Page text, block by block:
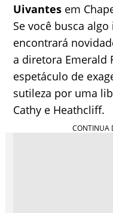
Uivantes em
Se você busca
encontrará
a diretora Emerald
espetáculo de
sutileza por uma
Cathy e Heathcliff.